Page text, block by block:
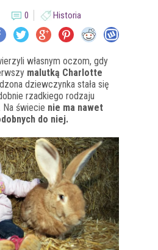
0 Historia
własnym oczom, gdy
malutką Charlotte
dziewczynka stała się
rzadkiego rodzaju
Na świecie nie ma nawet
do niej.